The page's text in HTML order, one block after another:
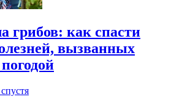
грибов: как спасти
вызванных